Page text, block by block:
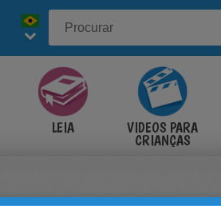
LEIA VÍDEOS PARA
CRIANÇAS